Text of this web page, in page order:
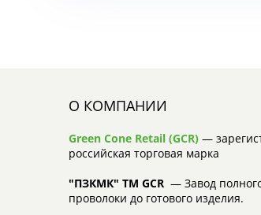
О КОМПАНИИ
Green Cone Retail (GCR) —
российская торговая марка
"ПЗКМК" TM GCR — Завод
проволоки до готового изделия.